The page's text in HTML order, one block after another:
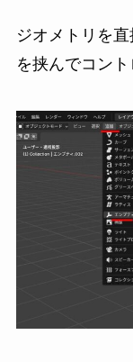
ジオメトリを
を挟んでコント